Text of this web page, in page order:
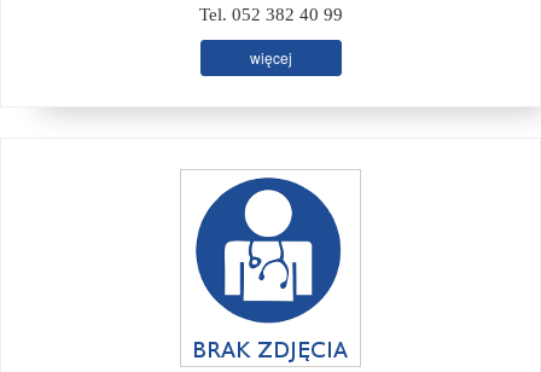
Tel. 052 382 40 99
więcej